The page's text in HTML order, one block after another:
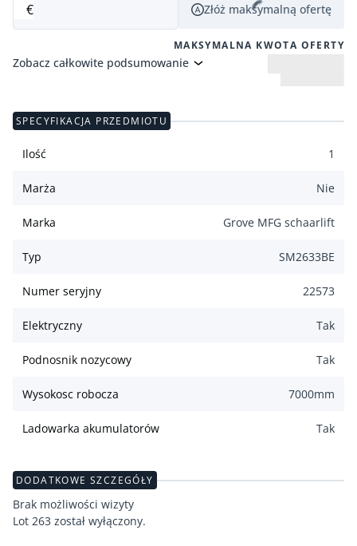
€ Złóż maksymalną ofertę
MAKSYMALNA KWOTA OFERTY
Zobacz całkowite podsumowanie
SPECYFIKACJA PRZEDMIOTU
Ilość 1
Marża Nie
Marka Grove MFG schaarlift
Typ SM2633BE
Numer seryjny 22573
Elektryczny Tak
Podnosnik nozycowy Tak
Wysokosc robocza 7000mm
Ladowarka akumulatorów Tak
DODATKOWE SZCZEGÓŁY
Brak możliwości wizyty
Lot 263 został wyłączony.